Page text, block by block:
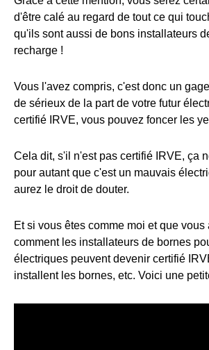
d'être calé au regard de tout ce qui
qu'ils sont aussi de bons installateurs
recharge !
Vous l'avez compris, c'est donc un
de sérieux de la part de votre futur
certifié IRVE, vous pouvez foncer les
Cela dit, s'il n'est pas certifié IRVE, ça
pour autant que c'est un mauvais
aurez le droit de douter.
Et si vous êtes comme moi et que vous
comment les installateurs de bornes
électriques peuvent devenir certifié
installent les bornes, etc. Voici une